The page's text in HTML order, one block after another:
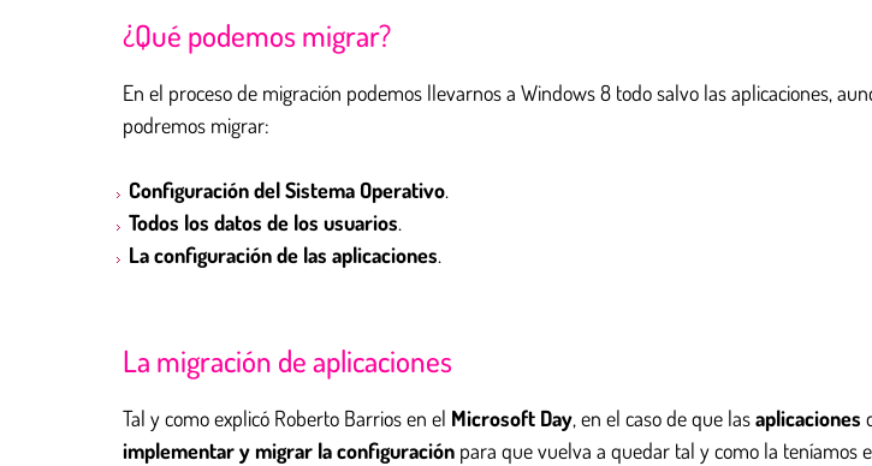
¿Qué podemos migrar?
En el proceso de migración podemos llevarnos a Windows 8 todo salvo las aplicaciones,
podremos migrar:
Configuración del Sistema Operativo.
Todos los datos de los usuarios.
La configuración de las aplicaciones.
La migración de aplicaciones
Tal y como explicó Roberto Barrios en el Microsoft Day, en el caso de que lasaplicaciones
implementar y migrar la configuración para que vuelva a quedar tal y como la teníamos